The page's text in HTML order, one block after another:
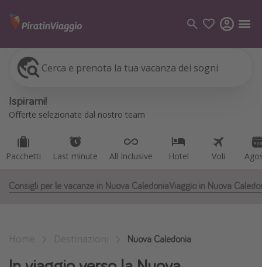
Cerca e prenota la tua vacanza dei sogni
Ispirami!
Offerte selezionate dal nostro team
Pacchetti Last minute All Inclusive Hotel Voli
Pacchetti
Voli
Vacanze
Albania
Consigli per le vacanze in Nuova CaledoniaViaggio in Nuova
Nuova Caledonia